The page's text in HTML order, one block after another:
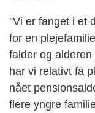
”Vi er fanget i et
for en
falder og
har vi relativt få
nået
flere yngre